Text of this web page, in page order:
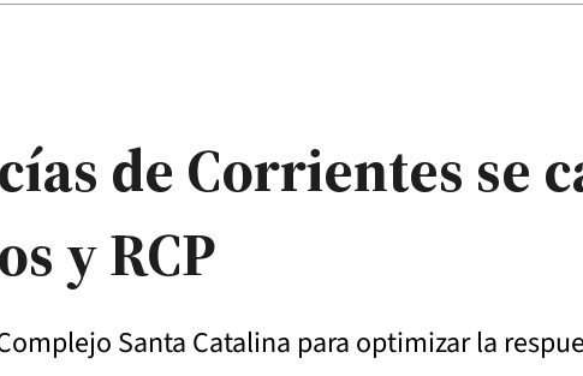
de Corrientes se
y RCP
Santa Catalina para optimizar la